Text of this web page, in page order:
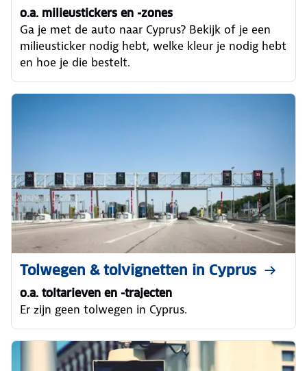
o.a. milieustickers en -zones
Ga je met de auto naar Cyprus? Bekijk of je een
milieusticker nodig hebt, welke kleur je nodig hebt
en hoe je die bestelt.
Tolwegen & tolvignetten in Cyprus
o.a. toltarieven en -trajecten
Er zijn geen tolwegen in Cyprus.